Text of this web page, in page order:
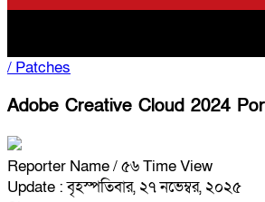
/ Patches
Adobe Creative Cloud 2024
Reporter Name/ ৫৬ Time View
Update : বৃহস্পতিবার, ২৭ নভেম্বর, ২০২৫